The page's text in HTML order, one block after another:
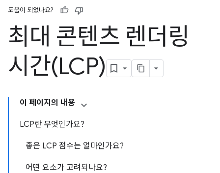
도움이 되었나요?
최대 콘텐츠 렌더링
시간(LCP)
이 페이지의 내용
LCP란 무엇인가요?
좋은 LCP 점수는 얼마인가요?
어떤 요소가 고려되나요?